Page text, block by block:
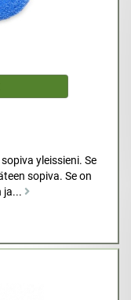
yleissieni. Se
sopiva. Se on
ja...